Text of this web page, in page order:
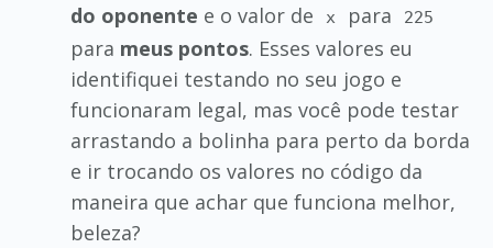
do oponente e o valor de x para 225
para meus pontos. Esses valores eu
identifiquei testando no seu jogo e
funcionaram legal, mas você pode testar
arrastando a bolinha para perto da borda
e ir trocando os valores no código da
maneira que achar que funciona melhor,
beleza?